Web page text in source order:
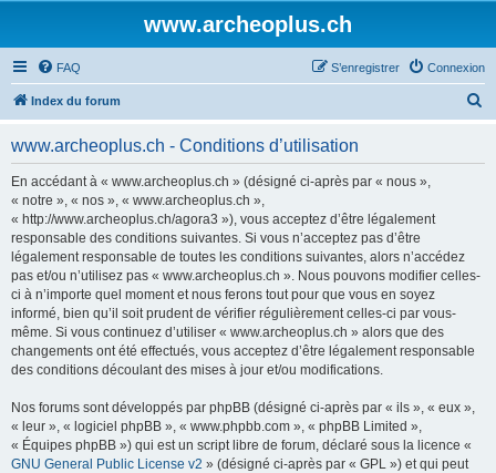
www.archeoplus.ch
FAQ Connexion
S’enregistrer
Index du forum
www.archeoplus.ch - Conditions d’utilisation
En accédant à « www.archeoplus.ch » (désigné ci-après par « nous »,
« notre », « nos », « www.archeoplus.ch »,
« http://www.archeoplus.ch/agora3 »), vous acceptez d’être légalement
responsable des conditions suivantes. Si vous n’acceptez pas d’être
légalement responsable de toutes les conditions suivantes, alors n’accédez
pas et/ou n’utilisez pas « www.archeoplus.ch ». Nous pouvons modifier celles-
ci à n’importe quel moment et nous ferons tout pour que vous en soyez
informé, bien qu’il soit prudent de vérifier régulièrement celles-ci par vous-
même. Si vous continuez d’utiliser « www.archeoplus.ch » alors que des
changements ont été effectués, vous acceptez d’être légalement responsable
des conditions découlant des mises à jour et/ou modifications.
Nos forums sont développés par phpBB (désigné ci-après par « ils », « eux »,
« leur », « logiciel phpBB », « www.phpbb.com », « phpBB Limited »,
« Équipes phpBB ») qui est un script libre de forum, déclaré sous la licence «
GNU General Public License v2 » (désigné ci-après par « GPL ») et qui peut